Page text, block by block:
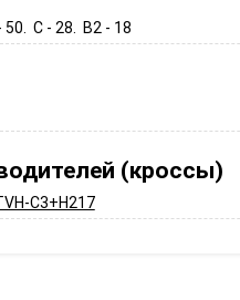
C - 28. B2 - 18
(кроссы)
C3+H217